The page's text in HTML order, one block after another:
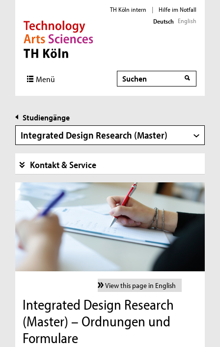
Direkt zur Hauptnavigation
Direkt zur Subnavigation
Direkt zum Inhalt
Direkt zum Fußbereich
TH Köln intern |
Hilfe im Notfall
Deutsch English
Menü Suche
Studiengänge
Integrated Design Research (Master)
Kontakt & Service
View this page in English
Integrated Design Research
(Master) – Ordnungen und
Formulare